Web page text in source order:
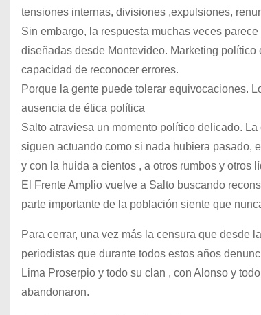
tensiones internas, divisiones ,expulsiones,
Sin embargo, la respuesta muchas veces
diseñadas desde Montevideo. Marketing
capacidad de reconocer errores.
Porque la gente puede tolerar equivocaciones.
ausencia de ética política
Salto atraviesa un momento político delicado.
siguen actuando como si nada hubiera pasado,
y con la huida a cientos , a otros rumbos y otros
El Frente Amplio vuelve a Salto buscando
parte importante de la población siente que
Para cerrar, una vez más la censura que desde
periodistas que durante todos estos años
Lima Proserpio y todo su clan , con Alonso y
abandonaron.